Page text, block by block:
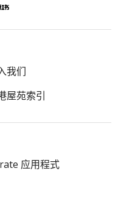
我们
屋苑索引
应用程式